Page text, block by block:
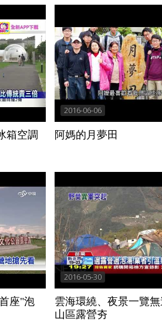
箱空調
2016-06-06
阿媽的月夢田
座"泡
2016-05-30
雲海環繞、夜景一覽
山區露營夯